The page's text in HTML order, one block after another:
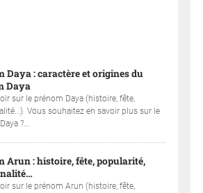
Daya : caractère et origines du
Daya
sur le prénom Daya (histoire, fête,
Vous souhaitez en savoir plus sur le
?...
Arun : histoire, fête, popularité,
sur le prénom Arun (histoire, fête,